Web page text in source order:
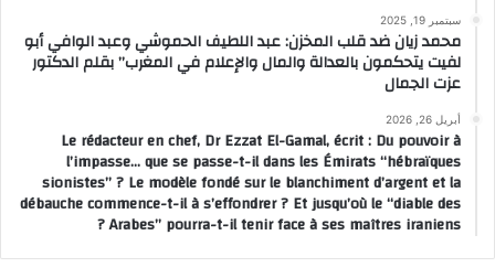
سبتمبر 19, 2025
محمد زيان ضد قلب المخزن: عبد اللطيف الحموشي وعبد الوافي أبو
لفيت يتحكمون بالعدالة والمال والإعلام في المغرب” بقلم الدكتور
عزت الجمال
أبريل 26, 2026
Le rédacteur en chef, Dr Ezzat El-Gamal, écrit : Du pouvoir à
l’impasse… que se passe-t-il dans les Émirats “hébraïques
sionistes” ? Le modèle fondé sur le blanchiment d’argent et la
débauche commence-t-il à s’effondrer ? Et jusqu’où le “diable des
Arabes” pourra-t-il tenir face à ses maîtres iraniens ?